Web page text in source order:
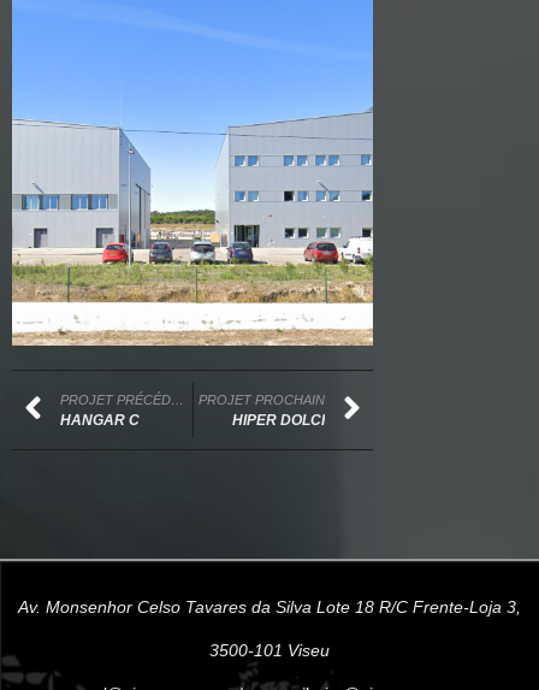
HANGAR C
PROJET PROCHAIN
HIPER DOLCI
Av. Monsenhor Celso Tavares da Silva Lote 18 R/C Frente-Loja 3,
3500-101 Viseu